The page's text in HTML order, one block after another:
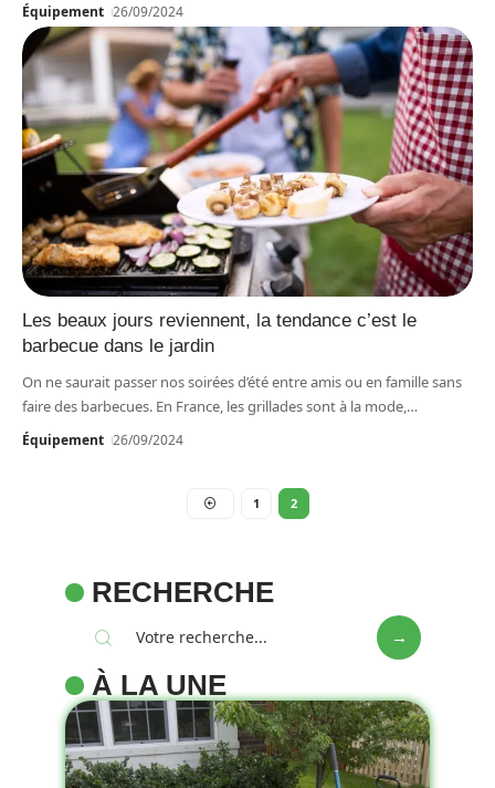
Équipement 26/09/2024
Les beaux jours reviennent, la tendance c’est le
barbecue dans le jardin
On ne saurait passer nos soirées d’été entre amis ou en famille sans
faire des barbecues. En France, les grillades sont à la mode,…
Équipement 26/09/2024
1 2
RECHERCHE
À LA UNE